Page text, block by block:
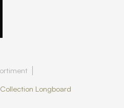
Longboard